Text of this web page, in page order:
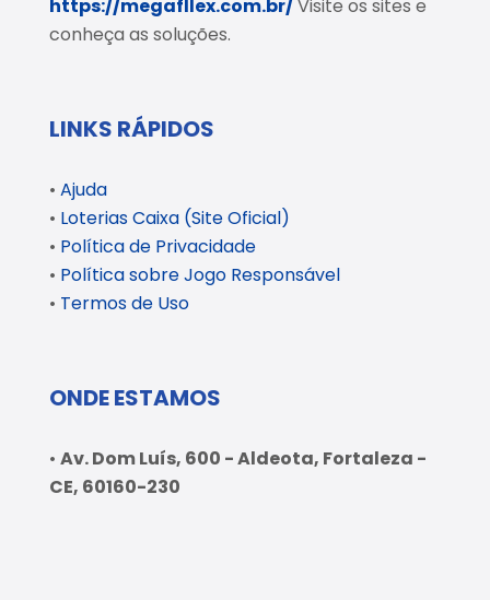
https://megafllex.com.br/Visite os sites e
conheça as soluções.
LINKS RÁPIDOS
• Ajuda
• Loterias Caixa (Site Oficial)
• Política de Privacidade
• Política sobre Jogo Responsável
• Termos de Uso
ONDE ESTAMOS
• Av. Dom Luís, 600 - Aldeota, Fortaleza -
CE, 60160-230